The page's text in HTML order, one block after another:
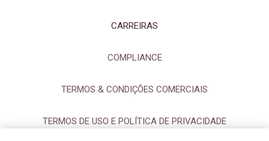
CARREIRAS
COMPLIANCE
TERMOS & CONDIÇÕES COMERCIAIS
TERMOS DE USO E POLÍTICA DE PRIVACIDADE